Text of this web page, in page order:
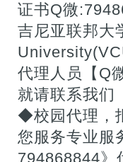
证书Q微
吉尼亚联邦大
代理人员【Q
就请联系我们
◆校园代理，
您服务专业服
794868844》